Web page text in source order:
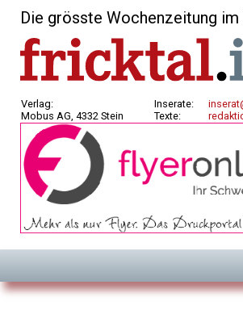
Die grösste Wochenzeitung
Verlag:
Mobus AG, 4332 Stein
Inserate:
Texte: